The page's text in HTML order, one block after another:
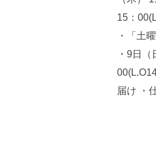
15：
・「土
・9日
届け ・